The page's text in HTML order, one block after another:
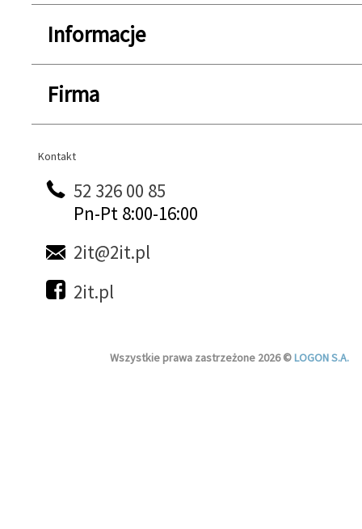
Informacje
Firma
Kontakt
Kontakt
52 326 00 85
Pn-Pt 8:00-16:00
2it@2it.pl
2it.pl
Wszystkie prawa zastrzeżone 2026 ©LOGON S.A.